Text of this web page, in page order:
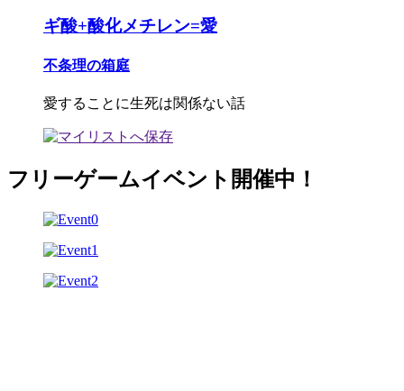
ギ酸+酸化メチレン=愛
不条理の箱庭
愛することに生死は関係ない話
フリーゲームイベント開催中！